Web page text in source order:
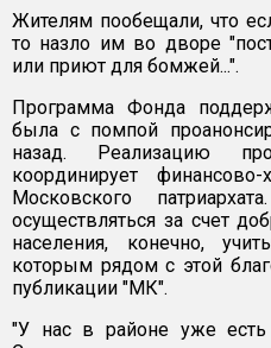
Жителям пообещали, что
то назло им во дворе
или приют для бомжей...".
Программа Фонда
была с помпой
назад. Реализацию
координирует финансово-
Московского
осуществляться за счет
населения, конечно,
которым рядом с этой
публикации "МК".
"У нас в районе уже